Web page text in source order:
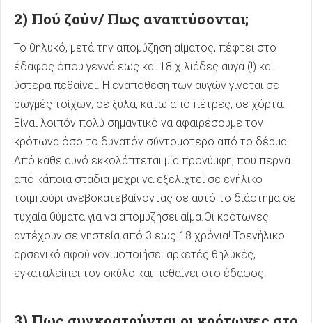
2) Πού ζούν/ Πως αναπτύσονται;
Το θηλυκό, μετά την απομύζηση αίματος, πέφτει στο
έδαφος όπου γεννά εως και 18 χιλιάδες αυγά (!) και
ύστερα πεθαίνει. Η εναπόθεση των αυγών γίνεται σε
ρωγμές τοίχων, σε ξύλα, κάτω από πέτρες, σε χόρτα.
Είναι λοιπόν πολύ σημαντικό να αφαιρέσουμε τον
κρότωνα όσο το δυνατόν σύντομοτερο από το δέρμα.
Από κάθε αυγό εκκολάπτεται μία προνύμφη, που περνά
από κάποια στάδια μεχρι να εξελιχτεί σε ενήλικο
τσιμπούρι ανεβοκατεβαίνοντας σε αυτό το διάστημα σε
τυχαία θύματα για να απομυζήσει αίμα.Οι κρότωνες
αντέχουν σε νηστεία από 3 εως 18 χρόνια!.Τοενήλικο
αρσενικό αφού γονιμοποιήσει αρκετές θηλυκές,
εγκαταλείπει τον σκύλο και πεθαίνει στο έδαφος.